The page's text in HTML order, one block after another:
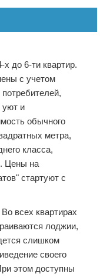
до 6-ти квартир.
с учетом
уют и
обычного
метра,
класса,
Цены на
стартуют с
всех квартирах
лоджии,
слишком
своего
этом доступны